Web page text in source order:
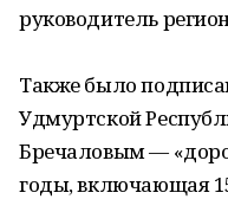
руководитель
Также было
Удмуртской
Бречаловым —
годы, включающая